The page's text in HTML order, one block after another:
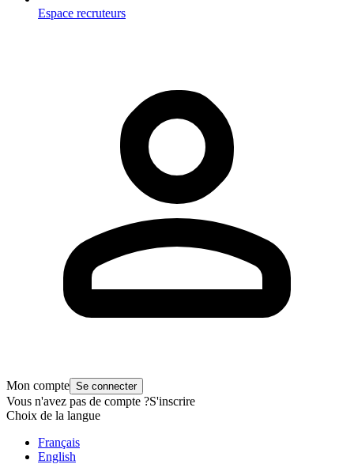
Espace recruteurs
Mon compte Se connecter
Vous n'avez pas de compte ?S'inscrire
Choix de la langue
Français
English